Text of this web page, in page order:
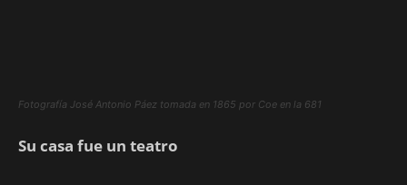
Fotografía José Antonio Páez tomada en 1865 por Coe en la 681
Su casa fue un teatro